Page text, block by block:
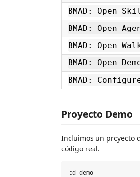
BMAD: Open
BMAD: Open
BMAD: Open
BMAD: Open
BMAD:
Proyecto Demo
Incluimos un proyecto
código real.
cd demo